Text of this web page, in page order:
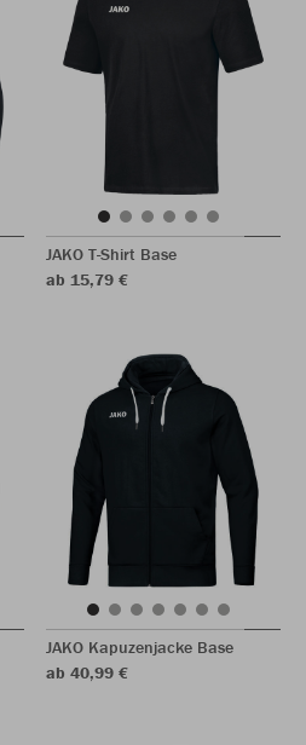
JAKO T-Shirt Base
ab 15,79 €
JAKO Kapuzenjacke Base
ab 40,99 €